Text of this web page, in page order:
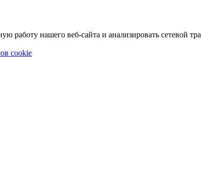
работу нашего веб-сайта и анализировать сетевой
cookie